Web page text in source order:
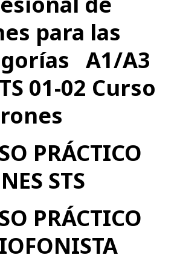
para las
A1/A3
01-02 Curso
PRÁCTICO
STS
PRÁCTICO